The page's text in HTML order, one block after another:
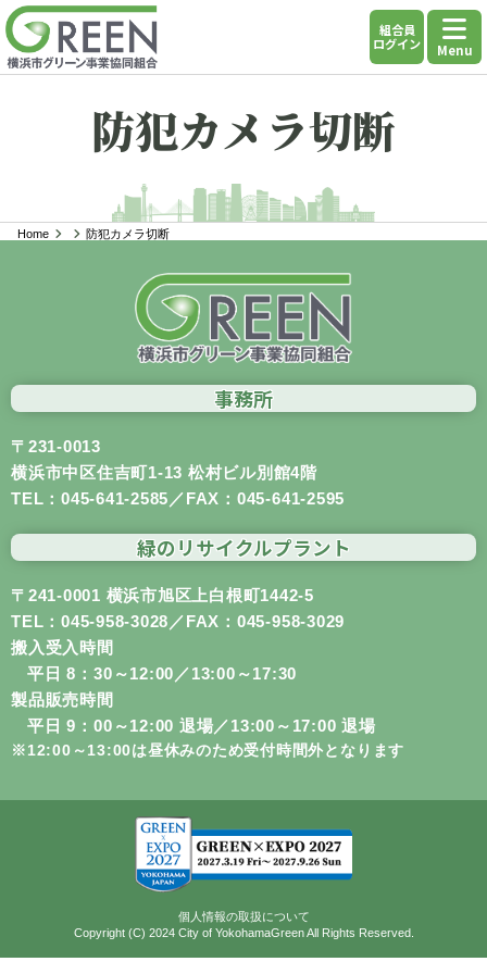
組合員
ログイン
Menu
防犯カメラ切断
Home 防犯カメラ切断
事務所
〒231-0013
横浜市中区住吉町1-13 松村ビル別館4階
TEL：045-641-2585 ／FAX：045-641-2595
緑のリサイクルプラント
〒241-0001 横浜市旭区上白根町1442-5
TEL：045-958-3028 ／FAX：045-958-3029
搬入受入時間
平日 8：30～12:00／13:00～17:30
製品販売時間
平日 9：00～12:00 退場／13:00～17:00 退場
※12:00～13:00は昼休みのため受付時間外となります
個人情報の取扱について
Copyright (C) 2024 City of YokohamaGreen All Rights Reserved.